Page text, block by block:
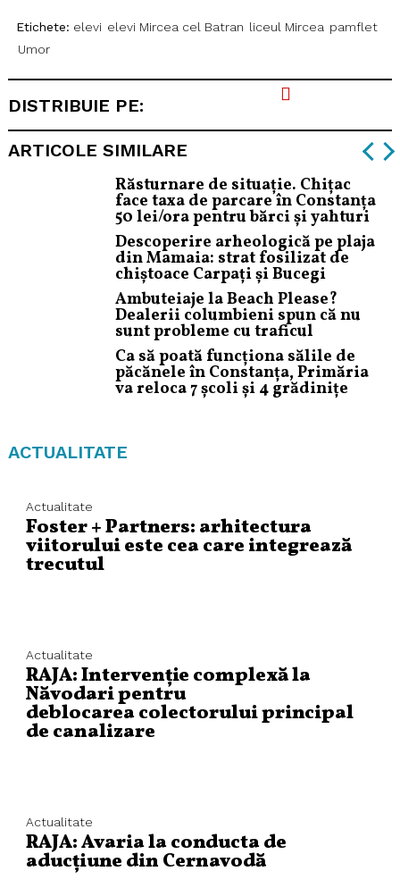
Etichete: elevi elevi Mircea cel Batran liceul Mircea pamflet
Umor
DISTRIBUIE PE:
ARTICOLE SIMILARE
Răsturnare de situație. Chițac
face taxa de parcare în Constanța
50 lei/ora pentru bărci și yahturi
Descoperire arheologică pe plaja
din Mamaia: strat fosilizat de
chiștoace Carpați și Bucegi
Ambuteiaje la Beach Please?
Dealerii columbieni spun că nu
sunt probleme cu traficul
Ca să poată funcționa sălile de
păcănele în Constanța, Primăria
va reloca 7 școli și 4 grădinițe
ACTUALITATE
Actualitate
Foster + Partners: arhitectura
viitorului este cea care integrează
trecutul
Actualitate
RAJA: Intervenție complexă la
Năvodari pentru
deblocarea colectorului principal
de canalizare
Actualitate
RAJA: Avaria la conducta de
aducțiune din Cernavodă